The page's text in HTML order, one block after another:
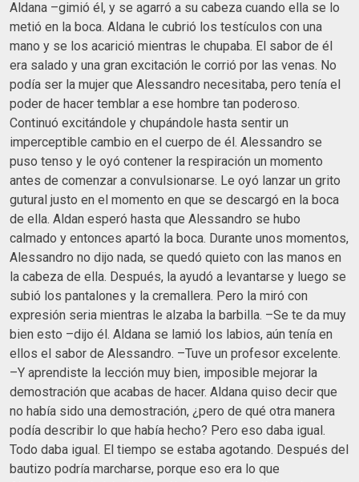
Aldana –gimió él, y se agarró a su cabeza cuando ella se lo
metió en la boca. Aldana le cubrió los testículos con una
mano y se los acarició mientras le chupaba. El sabor de él
era salado y una gran excitación le corrió por las venas. No
podía ser la mujer que Alessandro necesitaba, pero tenía el
poder de hacer temblar a ese hombre tan poderoso.
Continuó excitándole y chupándole hasta sentir un
imperceptible cambio en el cuerpo de él. Alessandro se
puso tenso y le oyó contener la respiración un momento
antes de comenzar a convulsionarse. Le oyó lanzar un grito
gutural justo en el momento en que se descargó en la boca
de ella. Aldan esperó hasta que Alessandro se hubo
calmado y entonces apartó la boca. Durante unos momentos,
Alessandro no dijo nada, se quedó quieto con las manos en
la cabeza de ella. Después, la ayudó a levantarse y luego se
subió los pantalones y la cremallera. Pero la miró con
expresión seria mientras le alzaba la barbilla. –Se te da muy
bien esto –dijo él. Aldana se lamió los labios, aún tenía en
ellos el sabor de Alessandro. –Tuve un profesor excelente.
–Y aprendiste la lección muy bien, imposible mejorar la
demostración que acabas de hacer. Aldana quiso decir que
no había sido una demostración, ¿pero de qué otra manera
podía describir lo que había hecho? Pero eso daba igual.
Todo daba igual. El tiempo se estaba agotando. Después del
bautizo podría marcharse, porque eso era lo que